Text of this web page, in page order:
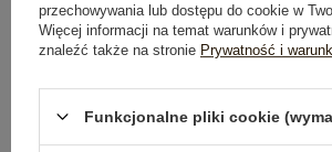
DODAJ DO KOSZYKA
Możesz kupić także poprzez:
przechowywania lub dostępu do cookie w
Więcej informacji na temat warunków i
znaleźć także na stronie Prywatność i
Funkcjonalne pliki cookie